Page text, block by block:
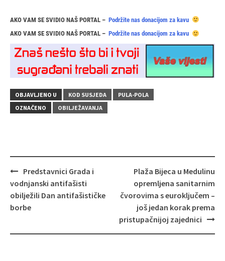
AKO VAM SE SVIDIO NAŠ PORTAL – Podržite nas donacijom za kavu
AKO VAM SE SVIDIO NAŠ PORTAL – Podržite nas donacijom za kavu
OBJAVLJENO U KOD SUSJEDA
PULA-POLA
OZNAČENO
OBILJEŽAVANJA
Navigacija
objava
Predstavnici Grada i
vodnjanski antifašisti
obilježili Dan antifašističke
borbe
Plaža Bijeca u Medulinu
opremljena sanitarnim
čvorovima s euroključem –
još jedan korak prema
pristupačnijoj zajednici